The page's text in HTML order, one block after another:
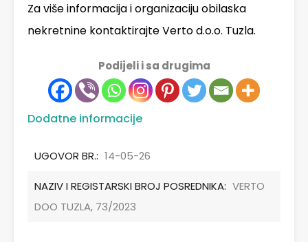
Za više informacija i organizaciju obilaska
nekretnine kontaktirajte Verto d.o.o. Tuzla.
Podijeli i sa drugima
Dodatne informacije
UGOVOR BR.: 14-05-26
NAZIV I REGISTARSKI BROJ POSREDNIKA: VERTO
DOO TUZLA, 73/2023